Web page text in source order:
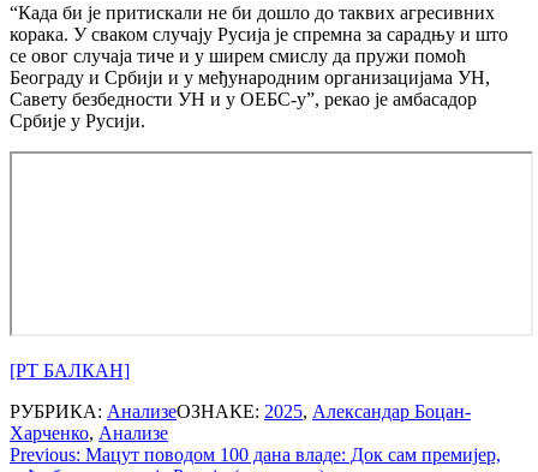
“Када би је притискали не би дошло до таквих агресивних
корака. У сваком случају Русија је спремна за сарадњу и што
се овог случаја тиче и у ширем смислу да пружи помоћ
Београду и Србији и у међународним организацијама УН,
Савету безбедности УН и у ОЕБС-у”, рекао је амбасадор
Србије у Русији.
[РТ БАЛКАН]
РУБРИКА: АнализеОЗНАКЕ: 2025, Александар Боцан-
Харченко, Анализе
Post
Previous: Мацут поводом 100 дана владе: Док сам премијер,